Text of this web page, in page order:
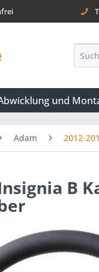
und
Adam 2012-
B